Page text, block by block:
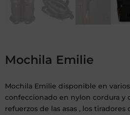
Mochila Emilie
Mochila Emilie disponible en
confeccionado en nylon cordura y
refuerzos de las asas , los